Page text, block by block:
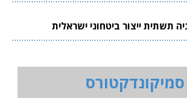
סמיקונדקטורס